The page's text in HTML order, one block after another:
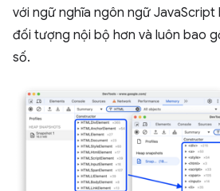
với ngữ nghĩa ngôn ngữ
đối tượng nội bộ hơn và luôn bao
số.